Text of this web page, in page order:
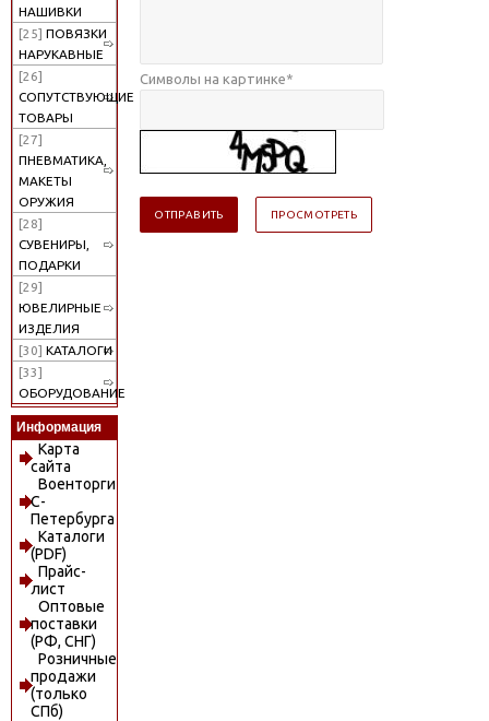
НАШИВКИ
[25] ПОВЯЗКИ
НАРУКАВНЫЕ
[26]
СОПУТСТВУЮЩИЕ
ТОВАРЫ
[27]
ПНЕВМАТИКА,
МАКЕТЫ
ОРУЖИЯ
[28]
СУВЕНИРЫ,
ПОДАРКИ
[29]
ЮВЕЛИРНЫЕ
ИЗДЕЛИЯ
[30] КАТАЛОГИ
[33]
ОБОРУДОВАНИЕ
Информация
Карта
сайта
Военторги
С-
Петербурга
Каталоги
(PDF)
Прайс-
лист
Оптовые
поставки
(РФ, СНГ)
Розничные
продажи
(только
СПб)
Символы на картинке*